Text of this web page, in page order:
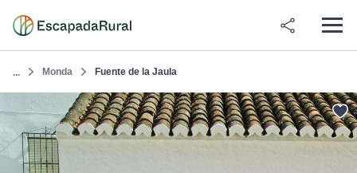
... Monda Fuente de la Jaula